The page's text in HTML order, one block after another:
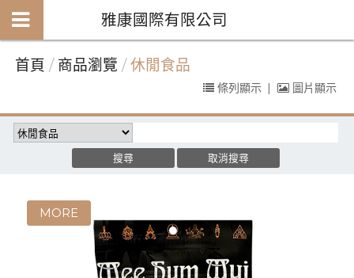
雅康國際有限公司
首頁 商品瀏覽 休閒食品
條列顯示 | 圖片顯示